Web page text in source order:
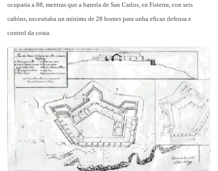
ocuparía a 88, mentras que a batería de San Carlos, en Fisterra, con seis
cañóns, necesitaba un mínimo de 28 homes para unha eficaz defensa e
control da costa.